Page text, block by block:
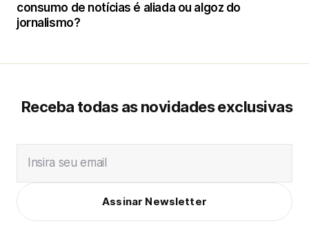
consumo de notícias é aliada ou algoz do
jornalismo?
Receba todas as novidades exclusivas
Insira seu email
Assinar Newsletter